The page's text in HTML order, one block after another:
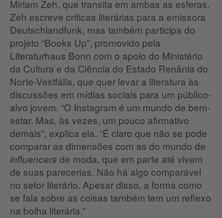
Miriam Zeh, que transita em ambas as esferas.
Zeh escreve críticas literárias para a emissora
Deutschlandfunk, mas também participa do
projeto “Books Up”, promovido pela
Literaturhaus Bonn com o apoio do Ministério
da Cultura e da Ciência do Estado Renânia do
Norte-Vestfália, que quer levar a literatura às
discussões em mídias sociais para um público-
alvo jovem. “O Instagram é um mundo de bem-
estar. Mas, às vezes, um pouco afirmativo
demais”, explica ela. “É claro que não se pode
comparar as dimensões com as do mundo de
influencers de moda, que em parte até vivem
de suas parecerias. Não há algo comparável
no setor literário. Apesar disso, a forma como
se fala sobre as coisas também tem um reflexo
na bolha literária.”